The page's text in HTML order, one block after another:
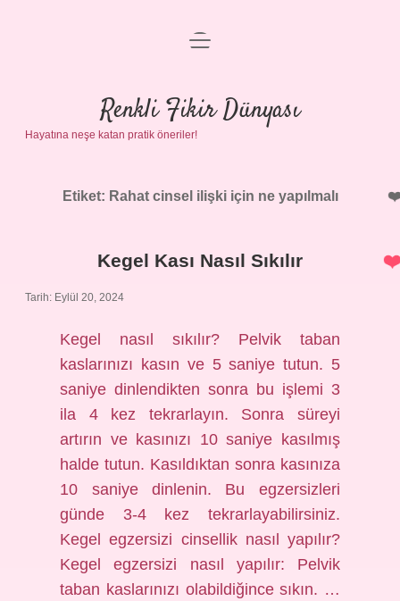
Anasayfa
Gizlilik Politikası
Yasal Uyarı
menüyü
Renkli Fikir Dünyası
Hayatına neşe katan pratik öneriler!
Etiket: Rahat cinsel ilişki için ne yapılmalı
Kegel Kası Nasıl Sıkılır
Tarih: Eylül 20, 2024
Kegel nasıl sıkılır? Pelvik taban
kaslarınızı kasın ve 5 saniye tutun. 5
saniye dinlendikten sonra bu işlemi 3
ila 4 kez tekrarlayın. Sonra süreyi
artırın ve kasınızı 10 saniye kasılmış
halde tutun. Kasıldıktan sonra kasınıza
10 saniye dinlenin. Bu egzersizleri
günde 3-4 kez tekrarlayabilirsiniz.
Kegel egzersizi cinsellik nasıl yapılır?
Kegel egzersizi nasıl yapılır: Pelvik
taban kaslarınızı olabildiğince sıkın. …